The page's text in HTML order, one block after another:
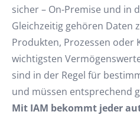
sicher – On-Premise und in
Gleichzeitig gehören Daten
Produkten, Prozessen oder
wichtigsten
sind in der Regel für
und müssen entsprechend
Mit IAM bekommt jeder